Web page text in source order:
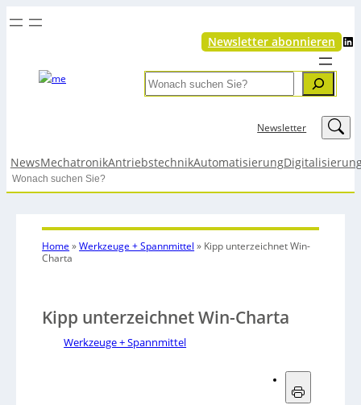
Newsletter abonnieren LinkedIn
Search
Newsletter LinkedIn
NewsMechatronikAntriebstechnikAutomatisierung
Search
Home »Werkzeuge + Spannmittel » Kipp unterzeichnet Win-
Charta
Kipp unterzeichnet Win-Charta
Werkzeuge + Spannmittel